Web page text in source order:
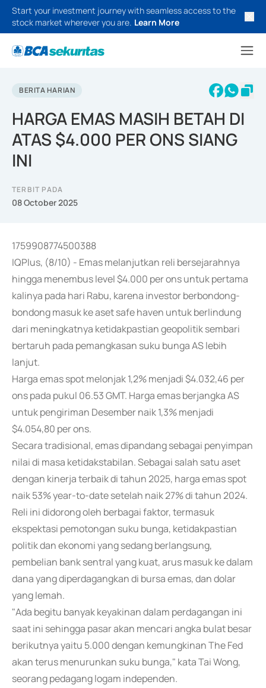
Start your investment journey with seamless access to the
stock market wherever you are. Learn More
BERITA HARIAN
HARGA EMAS MASIH BETAH DI
ATAS $4.000 PER ONS SIANG
INI
TERBIT PADA
08 October 2025
1759908774500388
IQPlus, (8/10) - Emas melanjutkan reli bersejarahnya
hingga menembus level $4.000 per ons untuk pertama
kalinya pada hari Rabu, karena investor berbondong-
bondong masuk ke aset safe haven untuk berlindung
dari meningkatnya ketidakpastian geopolitik sembari
bertaruh pada pemangkasan suku bunga AS lebih
lanjut.
Harga emas spot melonjak 1,2% menjadi $4.032,46 per
ons pada pukul 06.53 GMT. Harga emas berjangka AS
untuk pengiriman Desember naik 1,3% menjadi
$4.054,80 per ons.
Secara tradisional, emas dipandang sebagai penyimpan
nilai di masa ketidakstabilan. Sebagai salah satu aset
dengan kinerja terbaik di tahun 2025, harga emas spot
naik 53% year-to-date setelah naik 27% di tahun 2024.
Reli ini didorong oleh berbagai faktor, termasuk
ekspektasi pemotongan suku bunga, ketidakpastian
politik dan ekonomi yang sedang berlangsung,
pembelian bank sentral yang kuat, arus masuk ke dalam
dana yang diperdagangkan di bursa emas, dan dolar
yang lemah.
"Ada begitu banyak keyakinan dalam perdagangan ini
saat ini sehingga pasar akan mencari angka bulat besar
berikutnya yaitu 5.000 dengan kemungkinan The Fed
akan terus menurunkan suku bunga," kata Tai Wong,
seorang pedagang logam independen.